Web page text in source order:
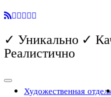
✓ Уникально ✓
Реалистично
Художественная